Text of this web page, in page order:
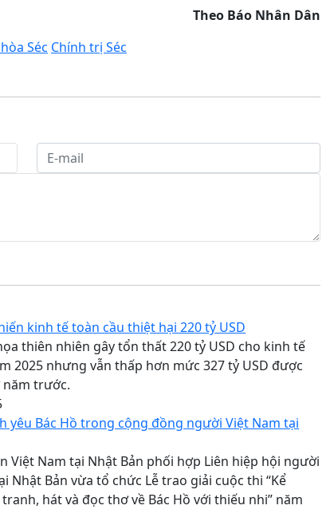
Theo Báo Nhân Dân
Séc Chính trị Séc
kinh tế toàn cầu thiệt hại 220 tỷ USD
thiên nhiên gây tổn thất 220 tỷ USD cho kinh tế
2025 nhưng vẫn thấp hơn mức 327 tỷ USD được
trước.
yêu Bác Hồ trong cộng đồng người Việt Nam tại
Việt Nam tại Nhật Bản phối hợp Liên hiệp hội người
Nhật Bản vừa tổ chức Lễ trao giải cuộc thi “Kể
hát và đọc thơ về Bác Hồ với thiếu nhi” năm